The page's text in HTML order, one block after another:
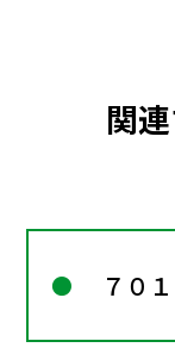
関
７０